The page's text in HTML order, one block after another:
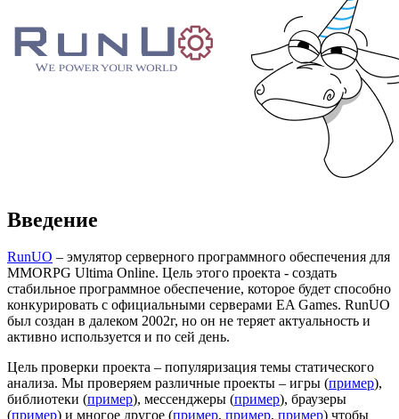
Введение
RunUO – эмулятор серверного программного обеспечения для
MMORPG Ultima Online. Цель этого проекта - создать
стабильное программное обеспечение, которое будет способно
конкурировать с официальными серверами EA Games. RunUO
был создан в далеком 2002г, но он не теряет актуальность и
активно используется и по сей день.
Цель проверки проекта – популяризация темы статического
анализа. Мы проверяем различные проекты – игры (пример),
библиотеки (пример), мессенджеры (пример), браузеры
(пример) и многое другое (пример, пример, пример) чтобы